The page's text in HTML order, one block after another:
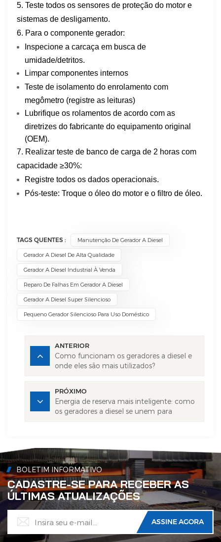
5. Teste todos os sensores de proteção do motor e
sistemas de desligamento.
6. Para o componente gerador:
Inspecione a carcaça em busca de
umidade/detritos.
Limpar componentes internos
Teste de isolamento do enrolamento com
megômetro (registre as leituras)
Lubrifique os rolamentos de acordo com as
diretrizes do fabricante do equipamento original
(OEM).
7. Realizar teste de banco de carga de 2 horas com
capacidade ≥30%:
Registre todos os dados operacionais.
Pós-teste: Troque o óleo do motor e o filtro de óleo.
TAGS QUENTES : Manutenção De Gerador A Diesel
Gerador A Diesel De Alta Qualidade
Gerador A Diesel Industrial À Venda
Reparo De Falhas Em Gerador A Diesel
Gerador A Diesel Super Silencioso
Pequeno Gerador Silencioso Para Uso Doméstico
ANTERIOR
Como funcionam os geradores a diesel e
onde eles são mais utilizados?
PRÓXIMO
Energia de reserva mais inteligente: como
os geradores a diesel se unem para
BOLETIM INFORMATIVO
CADASTRE-SE PARA RECEBER AS
ÚLTIMAS ATUALIZAÇÕES